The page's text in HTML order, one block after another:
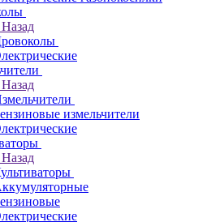
Назад
Назад
измельчители
Назад